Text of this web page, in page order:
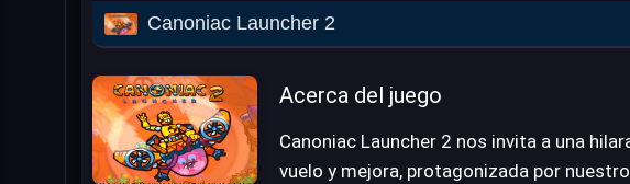
Canoniac Launcher 2
Acerca del juego
Canoniac Launcher 2 nos invita a una
vuelo y mejora, protagonizada por